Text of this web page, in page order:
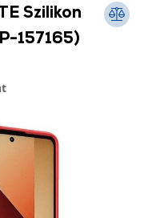
Szilikon
157165)